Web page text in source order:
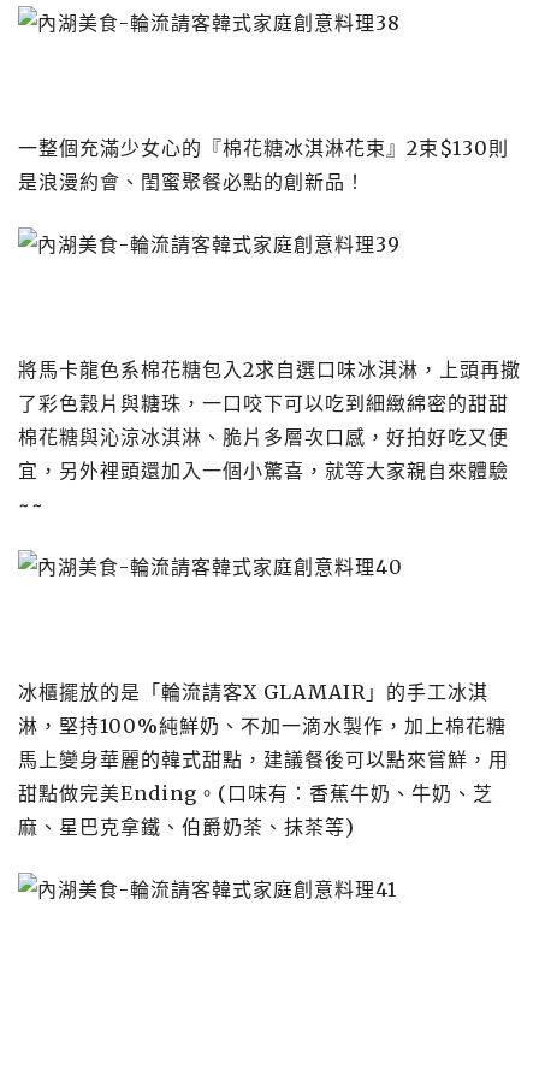
一整個充滿少女心的『棉花糖冰淇淋花束』2束$130則
是浪漫約會、閨蜜聚餐必點的創新品！
將馬卡龍色系棉花糖包入2求自選口味冰淇淋，上頭再撒
了彩色穀片與糖珠，一口咬下可以吃到細緻綿密的甜甜
棉花糖與沁涼冰淇淋、脆片多層次口感，好拍好吃又便
宜，另外裡頭還加入一個小驚喜，就等大家親自來體驗
~~
冰櫃擺放的是「輪流請客X GLAMAIR」的手工冰淇
淋，堅持100%純鮮奶、不加一滴水製作，加上棉花糖
馬上變身華麗的韓式甜點，建議餐後可以點來嘗鮮，用
甜點做完美Ending。(口味有：香蕉牛奶、牛奶、芝
麻、星巴克拿鐵、伯爵奶茶、抹茶等)